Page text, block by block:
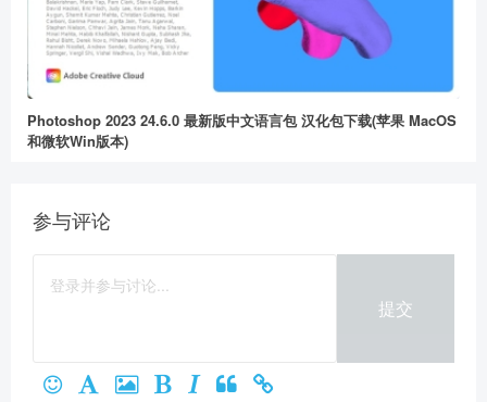
Photoshop 2023 24.6.0 最新版中文语言包 汉化包下载(苹果 MacOS
和微软Win版本)
参与评论
提交